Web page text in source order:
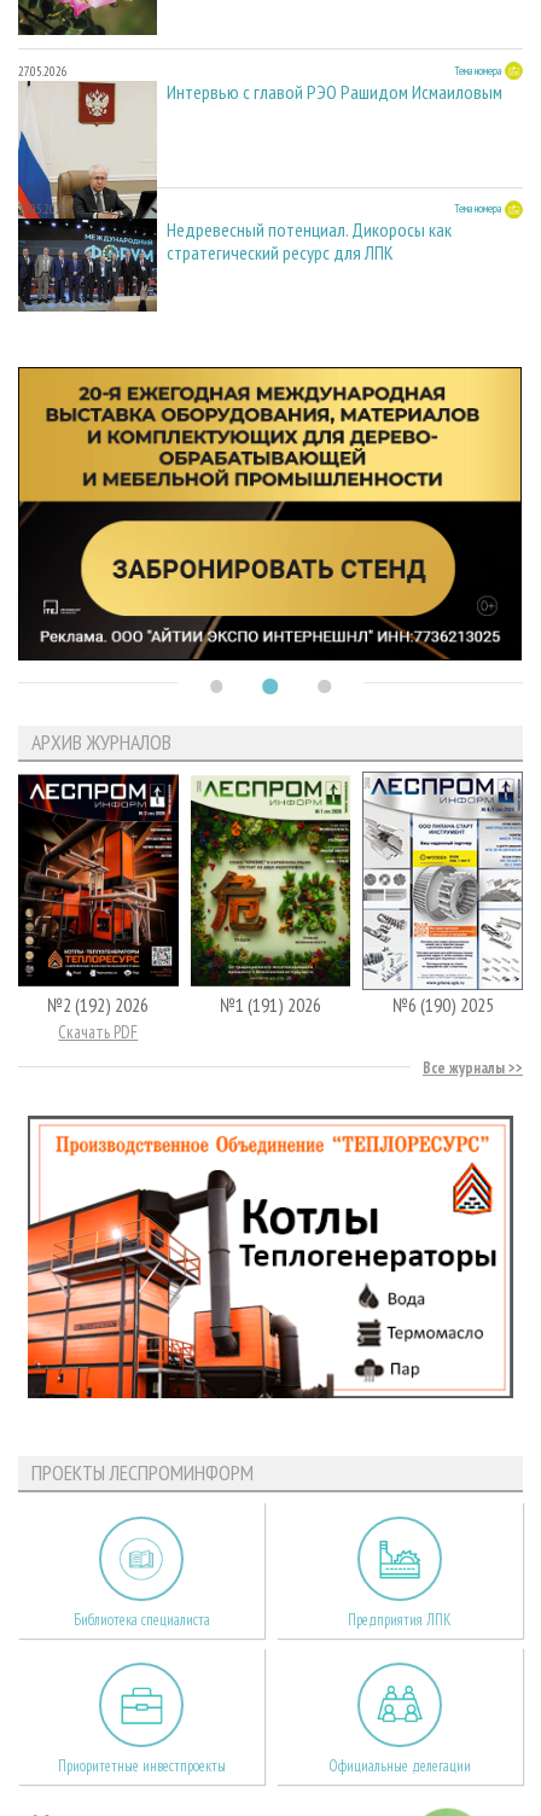
27.05.2026 Тема номера
Интервью с главой РЭО Рашидом Исмаиловым
27.05.2026 Тема номера
Недревесный потенциал. Дикоросы как
стратегический ресурс для ЛПК
АРХИВ ЖУРНАЛОВ
№2 (192) 2026
Скачать PDF
№1 (191) 2026 №6 (190) 2025
Все журналы
ПРОЕКТЫ ЛЕСПРОМИНФОРМ
Библиотека специалиста Предприятия ЛПК
Приоритетные инвестпроекты Официальные делегации